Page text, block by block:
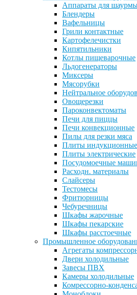
Аппараты для
Блендеры
Вафельницы
Грили контактные
Картофелечистки
Кипятильники
Котлы пищеварочные
Льдогенераторы
Миксеры
Мясорубки
Нейтральное
Овощерезки
Пароконвектоматы
Печи для пиццы
Печи конвекционные
Пилы для резки мяса
Плиты индукционные
Плиты электрические
Посудомоечные
Расходн. материалы
Слайсеры
Тестомесы
Фритюрницы
Чебуречницы
Шкафы жарочные
Шкафы пекарские
Шкафы расстоечные
Промышленное
Агрегаты
Двери холодильные
Завесы ПВХ
Камеры холодильные
Комрессорно-